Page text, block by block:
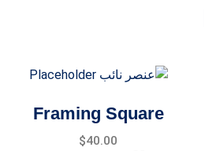
Framing Square
$40.00